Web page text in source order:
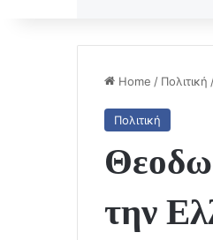
Home / Πολιτική
Πολιτική
την